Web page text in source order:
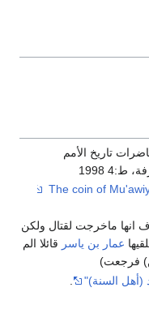
تاريخ الأمم
ط:4 1998
انها ماخرجت لقتال ولكن
عمار بن ياسر قائلا الم
فرجعت)
(أهل السنة)"